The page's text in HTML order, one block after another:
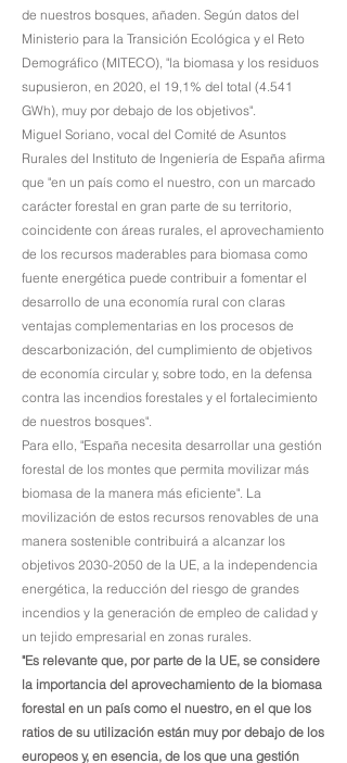
de nuestros bosques, añaden. Según datos del
Ministerio para la Transición Ecológica y el Reto
Demográfico (MITECO), "la biomasa y los residuos
supusieron, en 2020, el 19,1% del total (4.541
GWh), muy por debajo de los objetivos".
Miguel Soriano, vocal del Comité de Asuntos
Rurales del Instituto de Ingeniería de España afirma
que "en un país como el nuestro, con un marcado
carácter forestal en gran parte de su territorio,
coincidente con áreas rurales, el aprovechamiento
de los recursos maderables para biomasa como
fuente energética puede contribuir a fomentar el
desarrollo de una economía rural con claras
ventajas complementarias en los procesos de
descarbonización, del cumplimiento de objetivos
de economía circular y, sobre todo, en la defensa
contra las incendios forestales y el fortalecimiento
de nuestros bosques".
Para ello, "España necesita desarrollar una gestión
forestal de los montes que permita movilizar más
biomasa de la manera más eficiente". La
movilización de estos recursos renovables de una
manera sostenible contribuirá a alcanzar los
objetivos 2030-2050 de la UE, a la independencia
energética, la reducción del riesgo de grandes
incendios y la generación de empleo de calidad y
un tejido empresarial en zonas rurales.
"Es relevante que, por parte de la UE, se considere
la importancia del aprovechamiento de la biomasa
forestal en un país como el nuestro, en el que los
ratios de su utilización están muy por debajo de los
europeos y, en esencia, de los que una gestión